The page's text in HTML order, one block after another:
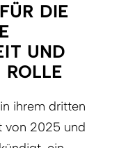
DIE
UND
ihrem dritten
von 2025 und